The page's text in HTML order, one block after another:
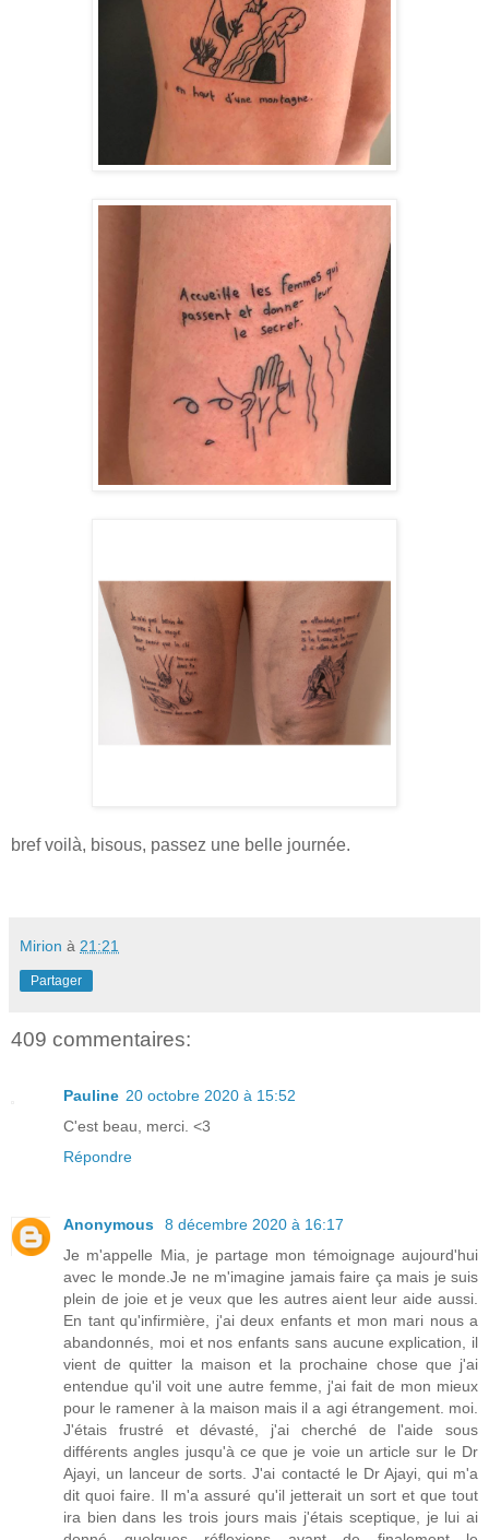
bref voilà, bisous, passez une belle journée.
Mirion à 21:21
Partager
409 commentaires:
Pauline 20 octobre 2020 à 15:52
C'est beau, merci. <3
Répondre
Anonymous
8 décembre 2020 à 16:17
Je m'appelle Mia, je partage mon témoignage aujourd'hui
avec le monde.Je ne m'imagine jamais faire ça mais je suis
plein de joie et je veux que les autres aient leur aide aussi.
En tant qu'infirmière, j'ai deux enfants et mon mari nous a
abandonnés, moi et nos enfants sans aucune explication, il
vient de quitter la maison et la prochaine chose que j'ai
entendue qu'il voit une autre femme, j'ai fait de mon mieux
pour le ramener à la maison mais il a agi étrangement. moi.
J'étais frustré et dévasté, j'ai cherché de l'aide sous
différents angles jusqu'à ce que je voie un article sur le Dr
Ajayi, un lanceur de sorts. J'ai contacté le Dr Ajayi, qui m'a
dit quoi faire. Il m'a assuré qu'il jetterait un sort et que tout
ira bien dans les trois jours mais j'étais sceptique, je lui ai